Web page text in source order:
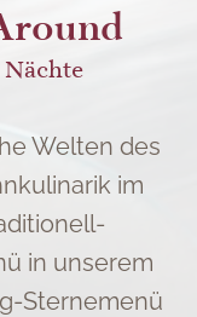
Nächte
Welten des
im
in unserem
Sternemenü